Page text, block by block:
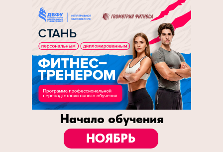
НОЯБРЬ
Начало обучения